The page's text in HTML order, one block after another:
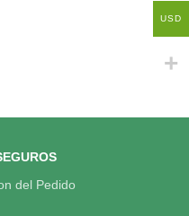
del Pedido
USD